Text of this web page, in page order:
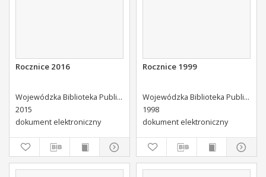
Rocznice 2016
Wojewódzka Biblioteka Publiczna (Kielce). Dział Informacji i Bibliografii Regionalnej
2015
dokument elektroniczny
Rocznice 1999
Wojewódzka Biblioteka Publiczna (Kielce). Dział Informacji i Bibliografii Regionalnej
1998
dokument elektroniczny